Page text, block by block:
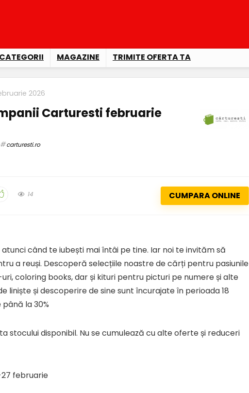
CATEGORII MAGAZINE TRIMITE OFERTA TA
2026
Carturesti februarie
carturesti.ro
14 CUMPARA ONLINE
când te iubești mai întâi pe tine. Iar noi te invităm să
a reuși. Descoperă selecțiile noastre de cărți pentru pasiunile
coloring books, dar și kituri pentru picturi pe numere și alte
liniște și descoperire de sine sunt încurajate în perioada 18
la 30%
stocului disponibil. Nu se cumulează cu alte oferte și reduceri
februarie